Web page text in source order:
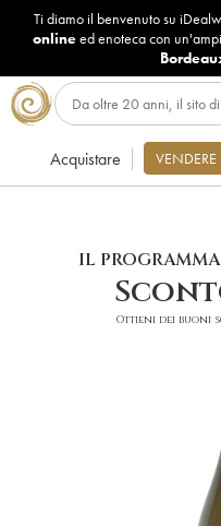
Ti diamo il benvenuto su
onlineed enoteca con
Acquistare VENDERE
IL
Ottieni dei buoni